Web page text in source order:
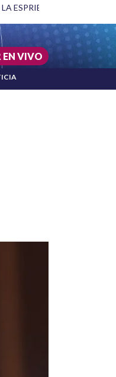
ESTADOS UNIDOS E
EN VIVO